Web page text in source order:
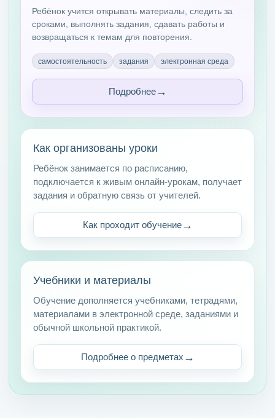
Ребёнок учится открывать материалы, следить за
сроками, выполнять задания, сдавать работы и
возвращаться к темам для повторения.
самостоятельность задания электронная среда
Подробнее
Как организованы уроки
Ребёнок занимается по расписанию,
подключается к живым онлайн-урокам, получает
задания и обратную связь от учителей.
Как проходит обучение
Учебники и материалы
Обучение дополняется учебниками, тетрадями,
материалами в электронной среде, заданиями и
обычной школьной практикой.
Подробнее о предметах